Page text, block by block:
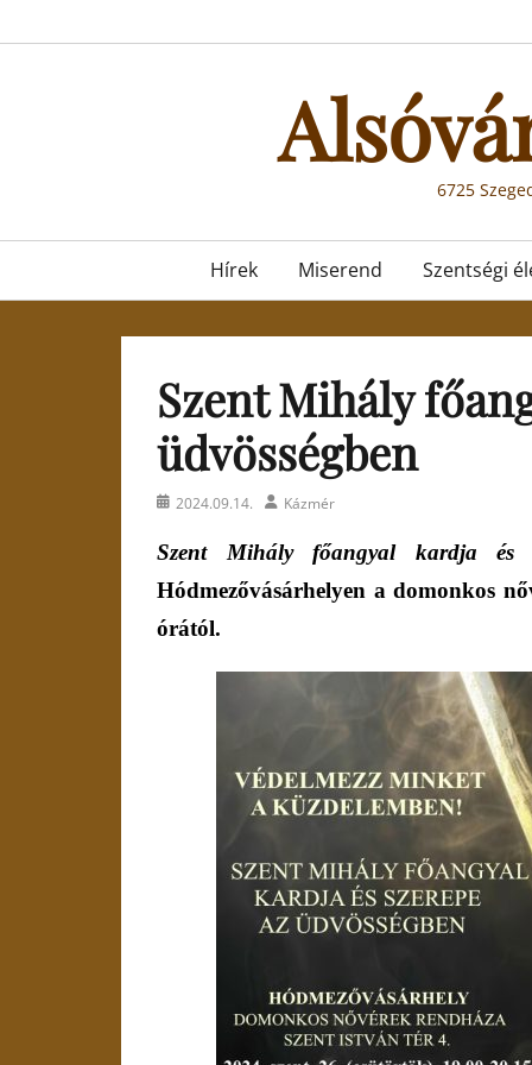
to
6725
Primary
menu
Hírek Miserend Szentségi
Szent Mihály
üdvösségben
Posted2024.09.14. AuthorKázmér
Szent Mihály főangyal kardja és
Hódmezővásárhelyen a domonkos
órától.